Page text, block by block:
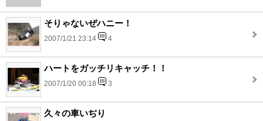
そりゃないぜハニー！
2007/1/21 23:14 4
ハートをガッチリキャッチ！！
2007/1/20 00:18 3
久々の車いぢり